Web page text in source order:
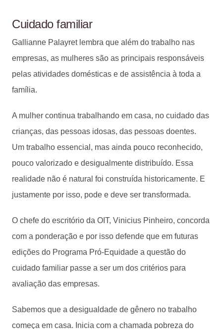
Cuidado familiar
Gallianne Palayret lembra que além do trabalho nas
empresas, as mulheres são as principais responsáveis
pelas atividades domésticas e de assistência à toda a
família.
A mulher continua trabalhando em casa, no cuidado das
crianças, das pessoas idosas, das pessoas doentes.
Um trabalho essencial, mas ainda pouco reconhecido,
pouco valorizado e desigualmente distribuído. Essa
realidade não é natural foi construída historicamente. E
justamente por isso, pode e deve ser transformada.
O chefe do escritório da OIT, Vinicius Pinheiro, concorda
com a ponderação e por isso defende que em futuras
edições do Programa Pró-Equidade a questão do
cuidado familiar passe a ser um dos critérios para
avaliação das empresas.
Sabemos que a desigualdade de gênero no trabalho
começa em casa. Inicia com a chamada pobreza do